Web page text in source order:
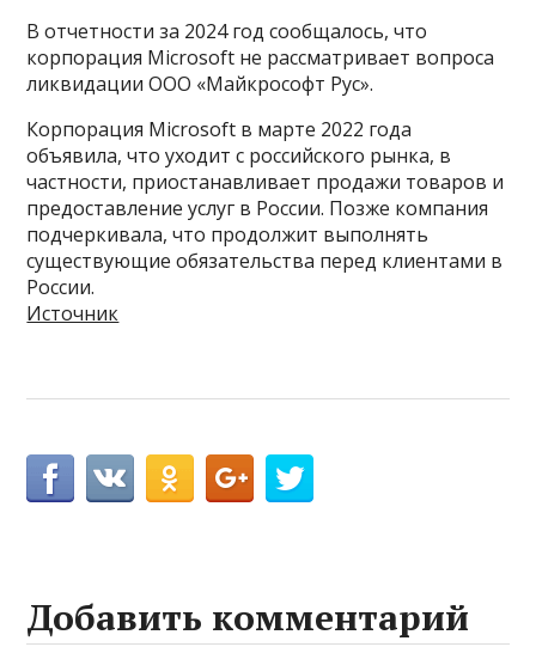
В отчетности за 2024 год сообщалось, что
корпорация Microsoft не рассматривает вопроса
ликвидации ООО «Майкрософт Рус».
Корпорация Microsoft в марте 2022 года
объявила, что уходит с российского рынка, в
частности, приостанавливает продажи товаров и
предоставление услуг в России. Позже компания
подчеркивала, что продолжит выполнять
существующие обязательства перед клиентами в
России.
Источник
Добавить комментарий